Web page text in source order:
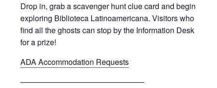
Drop in, grab a scavenger hunt clue card and begin
exploring Biblioteca Latinoamericana. Visitors who
find all the ghosts can stop by the Information Desk
for a prize!
ADA Accommodation Requests
————————————————